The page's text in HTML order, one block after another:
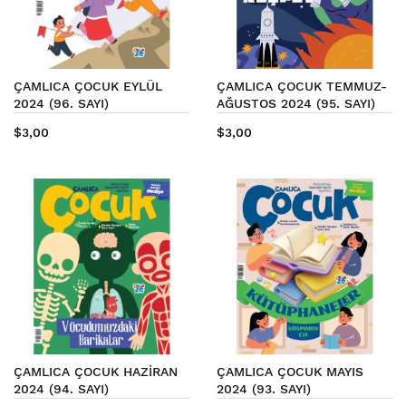
ÇAMLICA ÇOCUK EYLÜL
2024 (96. SAYI)
$3,00
ÇAMLICA ÇOCUK TEMMUZ-
AĞUSTOS 2024 (95. SAYI)
$3,00
ÇAMLICA ÇOCUK HAZİRAN
2024 (94. SAYI)
ÇAMLICA ÇOCUK MAYIS
2024 (93. SAYI)